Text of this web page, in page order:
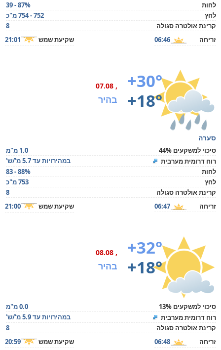
לחות
39 - 87%
לחץ
752 - 754 מ"כ
קרינת אולטרה סגולה
8
זריחה
06:46 שקיעת שמש 21:01
+30°
+18°
, 07.08
בהיר
סערה
סיכוי למשקעים 44%
1.0 מ"מ
רוח דרומית מערבית
במהירויות עד 5.7 מ'/ש'
לחות
83 - 88%
לחץ
753 מ"כ
קרינת אולטרה סגולה
8
זריחה
06:47 שקיעת שמש 21:00
+32°
+18°
, 08.08
בהיר
סיכוי למשקעים 13%
0.0 מ"מ
רוח דרומית מערבית
במהירויות עד 5.9 מ'/ש'
קרינת אולטרה סגולה
8
זריחה
06:48 שקיעת שמש 20:59